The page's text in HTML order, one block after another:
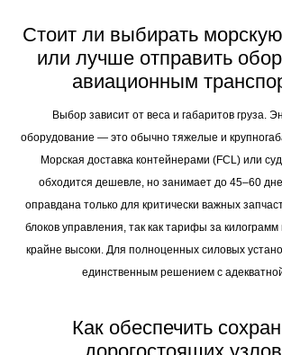
Стоит ли выбирать морскую
или лучше отправить
Выбор зависит от веса и габаритов груза.
оборудование — это обычно тяжелые и
Морская доставка контейнерами (FCL) или
обходится дешевле, но занимает до 45–60
оправдана только для критически важных
блоков управления, так как тарифы за килограмм
крайне высоки. Для полноценных силовых
Как обеспечить